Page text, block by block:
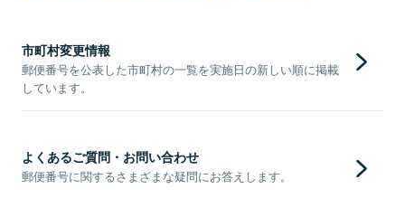
市町村変更情報
郵便番号を公表した市町村の一覧を実施日の新しい順に掲載
しています。
よくあるご質問・お問い合わせ
郵便番号に関するさまざまな疑問にお答えします。